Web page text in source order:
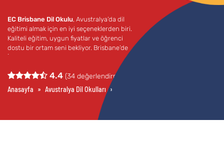
EC Brisbane Dil Okulu, Avustralya’da dil
eğitimi almak için en iyi seçeneklerden biri.
Kaliteli eğitim, uygun fiyatlar ve öğrenci
dostu bir ortam seni bekliyor. Brisbane’de
İngilizce öğrenmek ve çalışmak için hemen
4.4 (34 değerlendirme)
Anasayfa » Avustralya Dil Okulları »